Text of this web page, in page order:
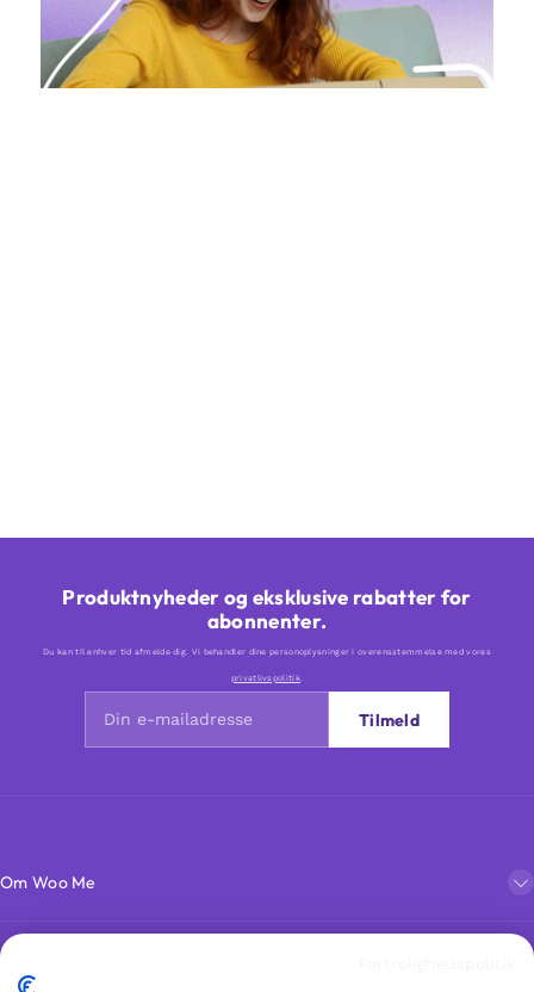
Produktnyheder og eksklusive rabatter for
abonnenter.
Du kan til enhver tid afmelde dig. Vi behandler dine personoplysninger i overensstemmelse med vores
privatlivspolitik.
Tilmeld
Om Woo Me
Kundeservice